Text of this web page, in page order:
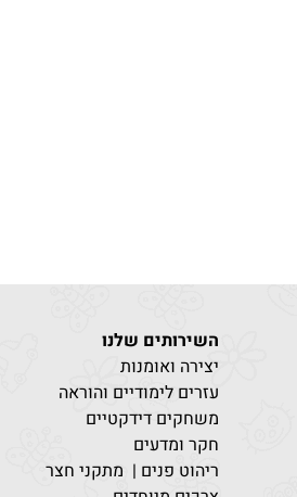
השירותים שלנו
יצירה ואומנות
עזרים לימודיים והוראה
משחקים דידקטיים
חקר ומדעים
ריהוט פנים | מתקני חצר